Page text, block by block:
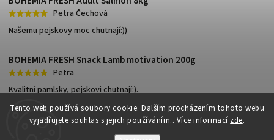
Tento web používá soubory cookie. Dalším procházením tohoto webu
vyjadřujete souhlas s jejich používáním.. Více informací zde.
Petra Čechová
Našemu pejskovy moc chutnají:))
BOHEMIA FRESH Snack Lamb motivation 200g
Petra
Kvalitní pamlsky, pejskovi chutnají:).